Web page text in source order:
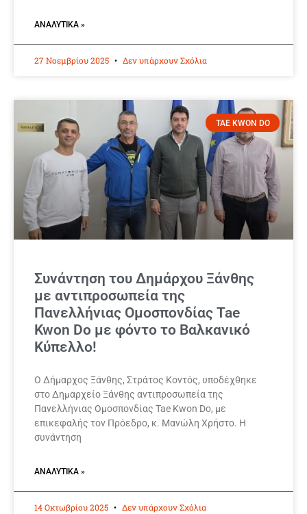
ΑΝΑΛΥΤΙΚΆ »
27 Νοεμβρίου 2025 Δεν υπάρχουν Σχόλια
TAE KWON DO
Συνάντηση του Δημάρχου Ξάνθης
με αντιπροσωπεία της
Πανελλήνιας Ομοσπονδίας Tae
Kwon Do με φόντο το Βαλκανικό
Κύπελλο!
Ο Δήμαρχος Ξάνθης, Στράτος Κοντός, υποδέχθηκε
στο Δημαρχείο Ξάνθης αντιπροσωπεία της
Πανελλήνιας Ομοσπονδίας Tae Kwon Do, με
επικεφαλής τον Πρόεδρο, κ. Μανώλη Χρήστο. Η
συνάντηση
ΑΝΑΛΥΤΙΚΆ »
14 Οκτωβρίου 2025 Δεν υπάρχουν Σχόλια